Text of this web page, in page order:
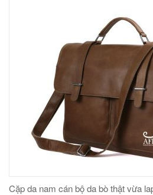
Cặp da nam cán bộ da bò thật vừa